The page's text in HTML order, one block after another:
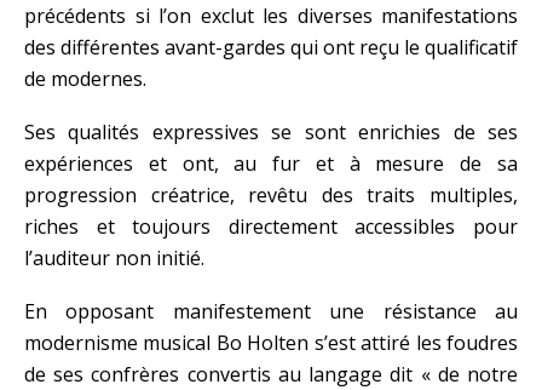
précédents si l’on exclut les diverses manifestations
des différentes avant-gardes qui ont reçu le qualificatif
de modernes.
Ses qualités expressives se sont enrichies de ses
expériences et ont, au fur et à mesure de sa
progression créatrice, revêtu des traits multiples,
riches et toujours directement accessibles pour
l’auditeur non initié.
En opposant manifestement une résistance au
modernisme musical Bo Holten s’est attiré les foudres
de ses confrères convertis au langage dit « de notre